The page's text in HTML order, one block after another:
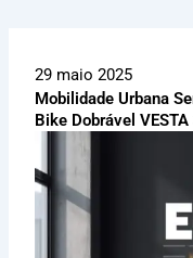
29 maio 2025
Mobilidade Urbana
Bike Dobrável